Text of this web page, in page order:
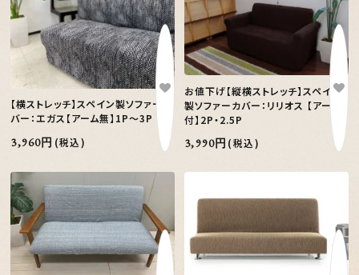
【横ストレッチ】スペイン製ソファーカ
バー：エガス【アーム無】1P～3P
3,960円 (税込)
お値下げ【縦横ストレッチ】スペイン
製ソファーカバー：リリオス 【アーム
付】2P・2.5P
3,990円 (税込)